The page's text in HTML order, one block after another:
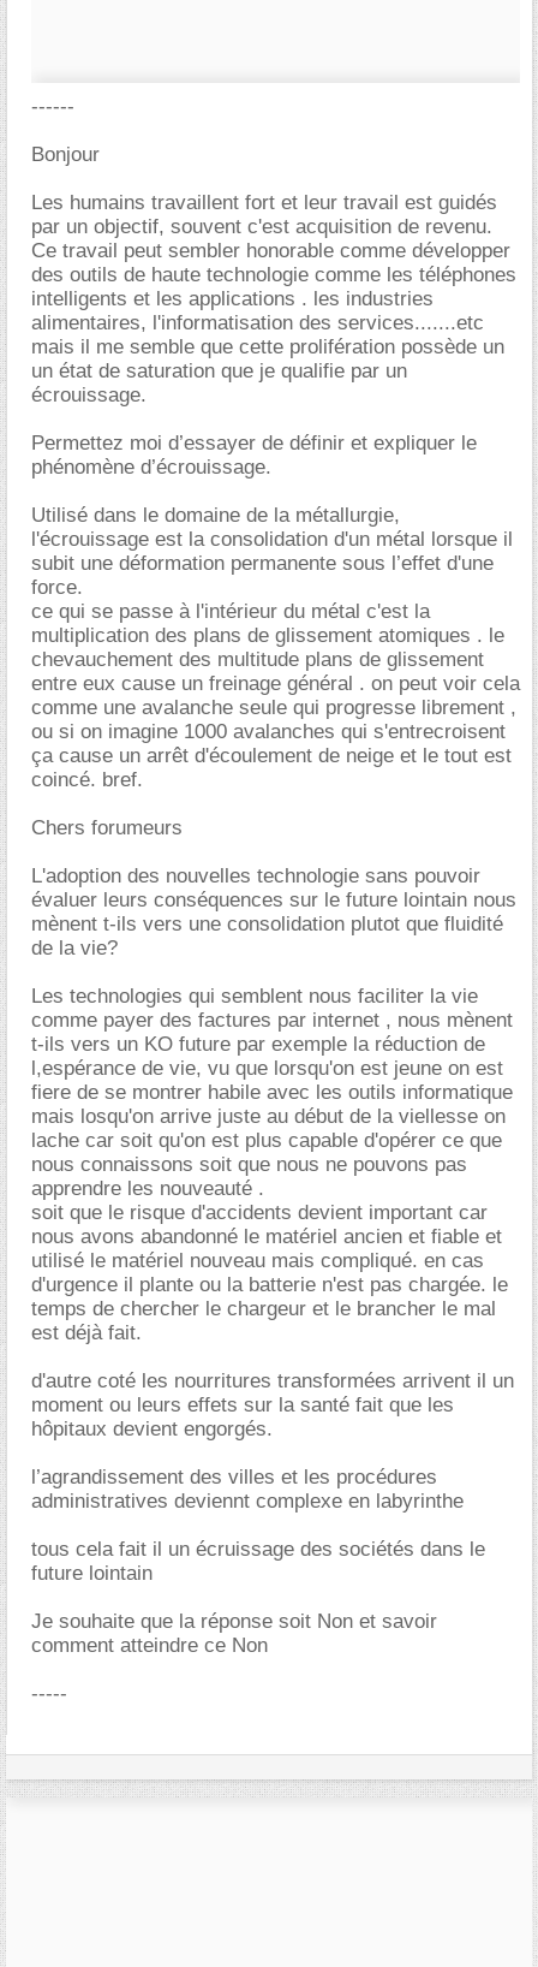
------
Bonjour
Les humains travaillent fort et leur travail est guidés
par un objectif, souvent c'est acquisition de revenu.
Ce travail peut sembler honorable comme développer
des outils de haute technologie comme les téléphones
intelligents et les applications . les industries
alimentaires, l'informatisation des services.......etc
mais il me semble que cette prolifération possède un
un état de saturation que je qualifie par un
écrouissage.
Permettez moi d’essayer de définir et expliquer le
phénomène d’écrouissage.
Utilisé dans le domaine de la métallurgie,
l'écrouissage est la consolidation d'un métal lorsque il
subit une déformation permanente sous l’effet d'une
force.
ce qui se passe à l'intérieur du métal c'est la
multiplication des plans de glissement atomiques . le
chevauchement des multitude plans de glissement
entre eux cause un freinage général . on peut voir cela
comme une avalanche seule qui progresse librement ,
ou si on imagine 1000 avalanches qui s'entrecroisent
ça cause un arrêt d'écoulement de neige et le tout est
coincé. bref.
Chers forumeurs
L'adoption des nouvelles technologie sans pouvoir
évaluer leurs conséquences sur le future lointain nous
mènent t-ils vers une consolidation plutot que fluidité
de la vie?
Les technologies qui semblent nous faciliter la vie
comme payer des factures par internet , nous mènent
t-ils vers un KO future par exemple la réduction de
l,espérance de vie, vu que lorsqu'on est jeune on est
fiere de se montrer habile avec les outils informatique
mais losqu'on arrive juste au début de la viellesse on
lache car soit qu'on est plus capable d'opérer ce que
nous connaissons soit que nous ne pouvons pas
apprendre les nouveauté .
soit que le risque d'accidents devient important car
nous avons abandonné le matériel ancien et fiable et
utilisé le matériel nouveau mais compliqué. en cas
d'urgence il plante ou la batterie n'est pas chargée. le
temps de chercher le chargeur et le brancher le mal
est déjà fait.
d'autre coté les nourritures transformées arrivent il un
moment ou leurs effets sur la santé fait que les
hôpitaux devient engorgés.
l’agrandissement des villes et les procédures
administratives deviennt complexe en labyrinthe
tous cela fait il un écruissage des sociétés dans le
future lointain
Je souhaite que la réponse soit Non et savoir
comment atteindre ce Non
-----